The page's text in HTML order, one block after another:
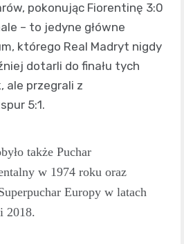
pokonując Fiorentinę 3:0
– to jedyne główne
którego Real Madryt nigdy
dotarli do finału tych
ale przegrali z
5:1.
także Puchar
w 1974 roku oraz
Europy w latach
2018.